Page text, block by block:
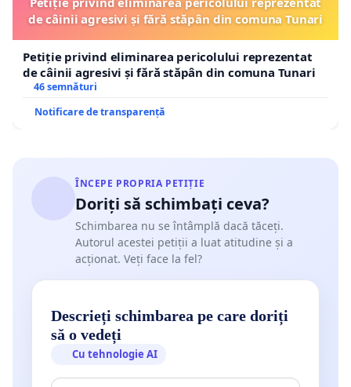
de câinii agresivi și fără stăpân din comuna Tunari
Petiție privind eliminarea pericolului reprezentat
de câinii agresivi și fără stăpân din comuna Tunari
46 semnături
Notificare de transparență
ÎNCEPE PROPRIA PETIȚIE
Doriți să schimbați ceva?
Schimbarea nu se întâmplă dacă tăceți.
Autorul acestei petiții a luat atitudine și a
acționat. Veți face la fel?
Descrieți schimbarea pe care doriți
să o vedeți
Cu tehnologie AI